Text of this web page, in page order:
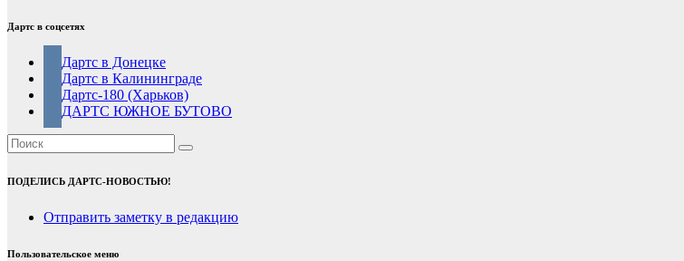
Дартс в соцсетях
Дартс в Донецке
Дартс в Калининграде
Дартс-180 (Харьков)
ДАРТС ЮЖНОЕ БУТОВО
ПОДЕЛИСЬ ДАРТС-НОВОСТЬЮ!
Отправить заметку в редакцию
Пользовательское меню